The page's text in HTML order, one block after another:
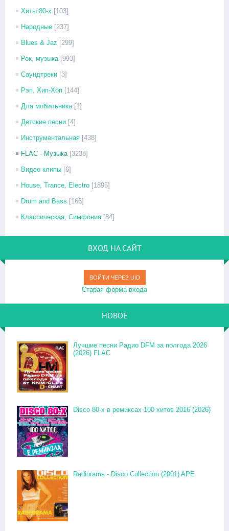
Хиты 80-х [103]
Народные [237]
Blues & Jaz [299]
Рок, музыка [993]
Саундтреки [3]
Рэп, Хип-Хоп [144]
Для мобильника [1]
Детские песни [4]
Инструментальная [438]
FLAC - Музыка [3238]
Видео клипы [6]
House, Trance, Electro [1896]
Drum and Bass [166]
Классическая, Симфония [84]
ВХОД НА САЙТ
ВОЙТИ ЧЕРЕЗ UID
Старая форма входа
НОВОЕ
Лучшие песни Радио DFM за полгода 2026
(2026) FLAC
Disco 80-x в ремиксах 100 хитов 2016 (2026)
Radiorama - Disco Collection (2001) APE